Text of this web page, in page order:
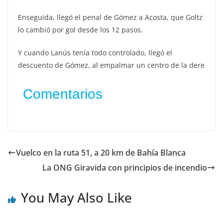
Enseguida, llegó el penal de Gómez a Acosta, que Goltz
lo cambió por gol desde los 12 pasos.
Y cuando Lanús tenía todo controlado, llegó el
descuento de Gómez, al empalmar un centro de la dere
Comentarios
Vuelco en la ruta 51, a 20 km de Bahía Blanca
La ONG Giravida con principios de incendio
You May Also Like